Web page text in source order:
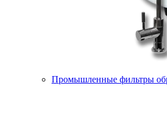
Промышленные фильтры